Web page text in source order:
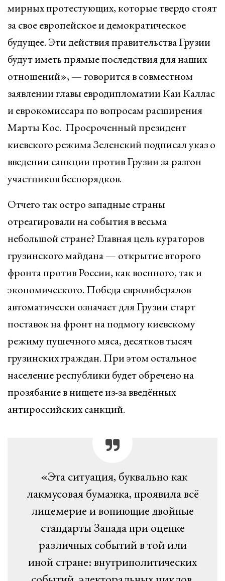
мирных протестующих, которые твердо стоят
за свое европейское и демократическое
будущее. Эти действия правительства Грузии
будут иметь прямые последствия для наших
отношений», — говорится в совместном
заявлении главы евродипломатии Каи Каллас
и еврокомиссара по вопросам расширения
Марты Кос. Просроченный президент
киевского режима Зеленский подписал указ о
введении санкции против Грузии за разгон
участников беспорядков.
Отчего так остро западные страны
отреагировали на события в весьма
небольшой стране? Главная цель кураторов
грузинского майдана — открытие второго
фронта против России, как военного, так и
экономического. Победа евролибералов
автоматически означает для Грузии старт
поставок на фронт на подмогу киевскому
режиму пушечного мяса, десятков тысяч
грузинских граждан. При этом остальное
население республики будет обречено на
прозябание в нищете из-за введённых
антироссийских санкций.
«Эта ситуация, буквально как
лакмусовая бумажка, проявила всё
лицемерие и вопиющие двойные
стандарты Запада при оценке
различных событий в той или
иной стране: внутриполитических